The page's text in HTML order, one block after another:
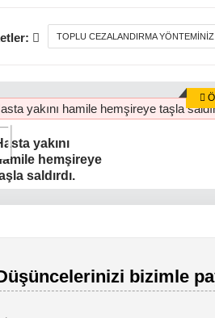
TOPLU CEZALANDIRMA
yakını
hemşireye
saldırdı.
bizimle